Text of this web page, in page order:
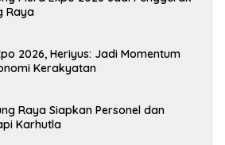
Raya
2026, Heriyus: Jadi Momentum
Kerakyatan
Raya Siapkan Personel dan
Karhutla